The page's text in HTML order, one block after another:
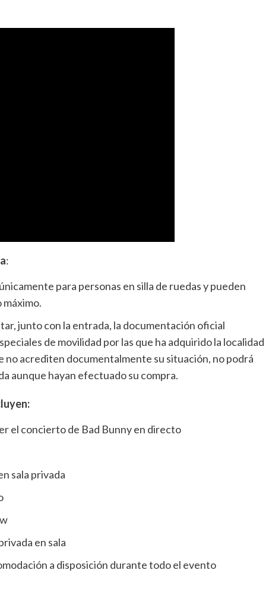
:
para personas en silla de ruedas y pueden
junto con la entrada, la documentación oficial
de movilidad por las que ha adquirido la localidad
no acrediten documentalmente su situación, no podrá
aunque hayan efectuado su compra.
el concierto de Bad Bunny en directo
sala privada
en sala
a disposición durante todo el evento